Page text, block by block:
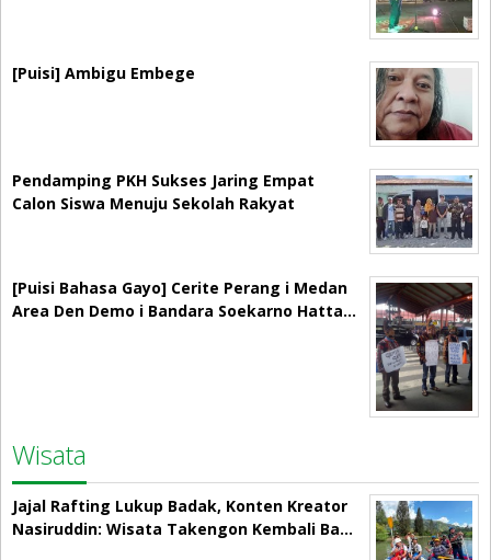
[Puisi] Ambigu Embege
Pendamping PKH Sukses Jaring Empat
Calon Siswa Menuju Sekolah Rakyat
[Puisi Bahasa Gayo] Cerite Perang i Medan
Area Den Demo i Bandara Soekarno Hatta…
Wisata
Jajal Rafting Lukup Badak, Konten Kreator
Nasiruddin: Wisata Takengon Kembali Ba…